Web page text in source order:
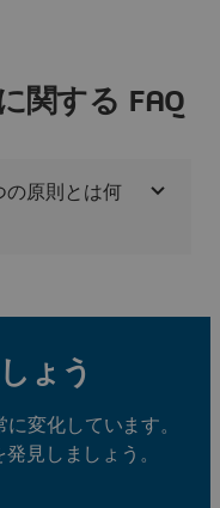
関する FAQ
の原則とは何
ょう
変化しています。
見しましょう。